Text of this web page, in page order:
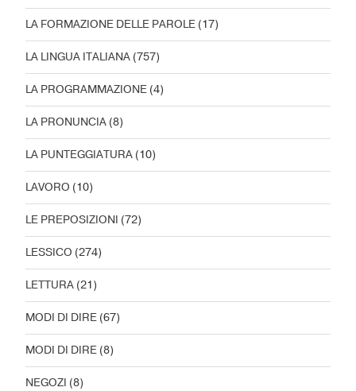
LA FORMAZIONE DELLE PAROLE (17)
LA LINGUA ITALIANA (757)
LA PROGRAMMAZIONE (4)
LA PRONUNCIA (8)
LA PUNTEGGIATURA (10)
LAVORO (10)
LE PREPOSIZIONI (72)
LESSICO (274)
LETTURA (21)
MODI DI DIRE (67)
MODI DI DIRE (8)
NEGOZI (8)